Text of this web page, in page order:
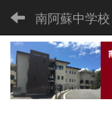
南阿蘇中学校